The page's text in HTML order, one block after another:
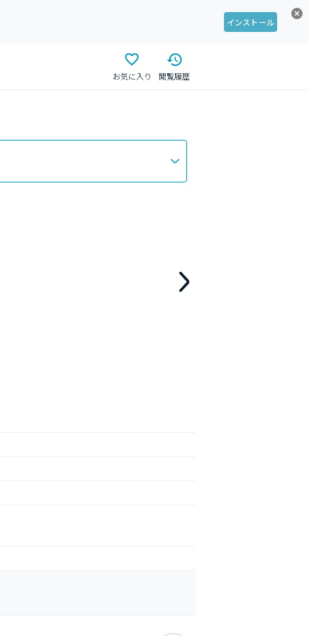
インストール
お気に入り 閲覧履歴